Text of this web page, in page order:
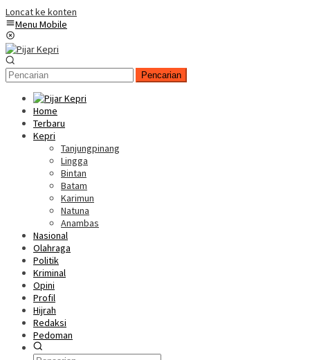
Loncat ke konten
Menu Mobile
Pencarian
Home
Terbaru
Kepri
Tanjungpinang
Lingga
Bintan
Batam
Karimun
Natuna
Anambas
Nasional
Olahraga
Politik
Kriminal
Opini
Profil
Hijrah
Redaksi
Pedoman